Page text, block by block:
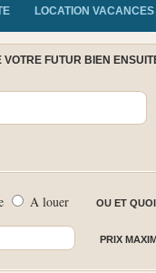
LOCATION VACANCES
FUTUR BIEN
A louer OU ET
PRIX